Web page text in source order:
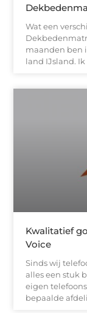
Wat een
maanden ben
land IJsland. Ik
Kwalitatief
Voice
Sinds wij
alles een stuk
eigen
bepaalde